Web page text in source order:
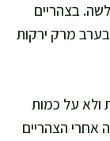
בצהריים
מרק ירקות
ולא על כמות
אחרי הצהריים